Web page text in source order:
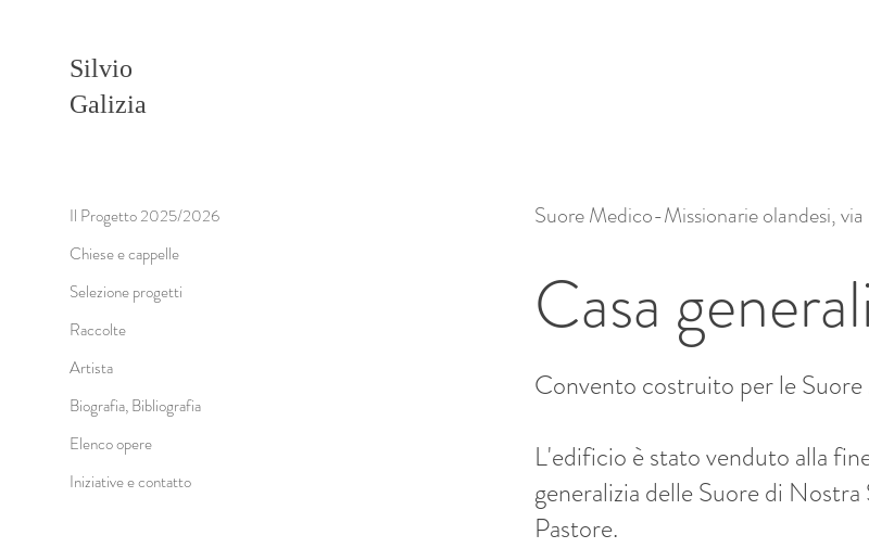
Il Progetto 2025/2026
Chiese e cappelle
Selezione progetti
Raccolte
Artista
Biografia, Bibliografia
Elenco opere
Iniziative e contatto
Silvio
Galizia
Suore Medico-Missionarie olandesi,
Casa
Convento costruito per le
L'edificio è stato venduto alla
generalizia delle Suore di
Pastore.